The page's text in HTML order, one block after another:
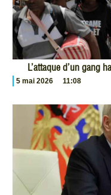
L’attaque d’un gang
5 mai 2026 11:08